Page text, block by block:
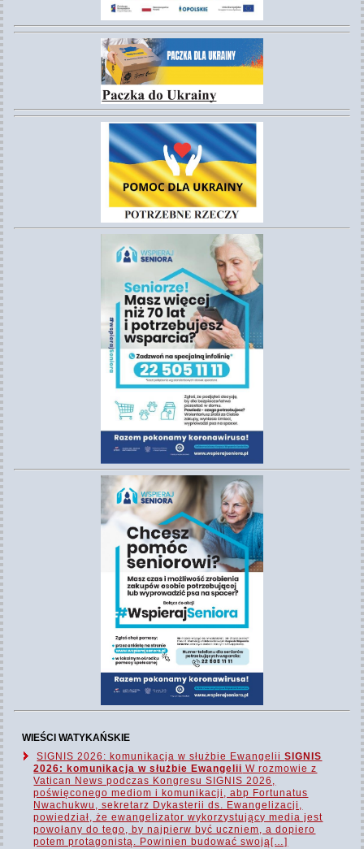
WIEŚCI WATYKAŃSKIE
SIGNIS 2026: komunikacja w służbie EwangeliiSIGNIS
2026: komunikacja w służbie Ewangelii W rozmowie z
Vatican News podczas Kongresu SIGNIS 2026,
poświęconego mediom i komunikacji, abp Fortunatus
Nwachukwu, sekretarz Dykasterii ds. Ewangelizacji,
powiedział, że ewangelizator wykorzystujący media jest
powołany do tego, by najpierw być uczniem, a dopiero
potem protagonistą. Powinien budować swoją[…]